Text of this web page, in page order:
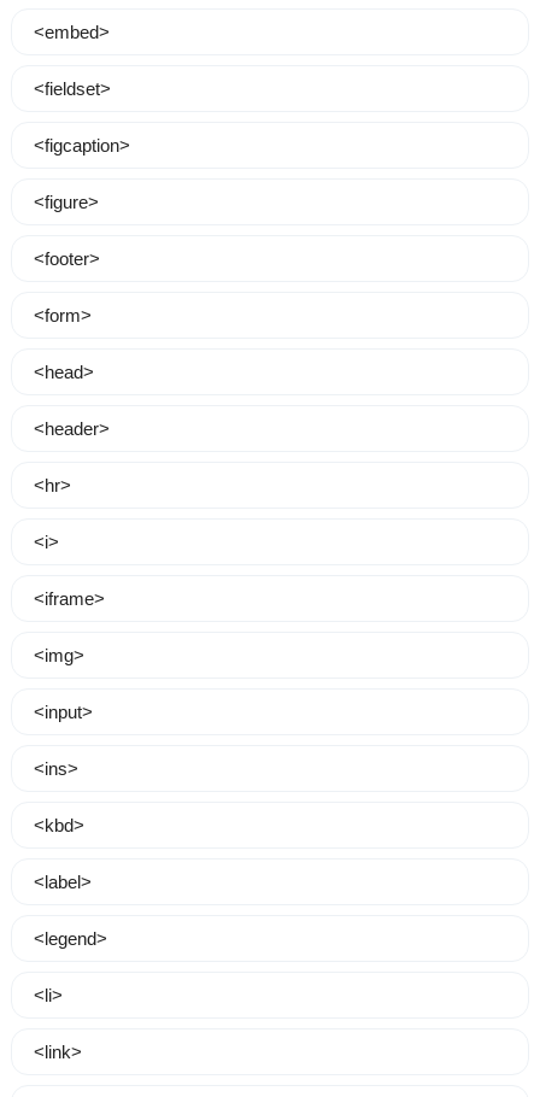
<embed>
<fieldset>
<figcaption>
<figure>
<footer>
<form>
<head>
<header>
<hr>
<i>
<iframe>
<img>
<input>
<ins>
<kbd>
<label>
<legend>
<li>
<link>